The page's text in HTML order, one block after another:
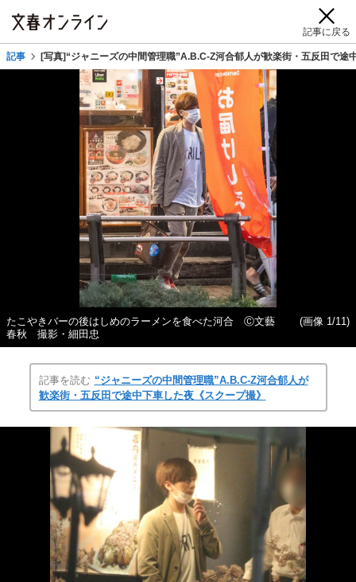
記事に戻る
記事 [写真]“ジャニーズの中間管理職”A.B.C-Z河合郁人が歓楽街・五反田で途
たこやきバーの後はしめのラーメンを食べた河合 Ⓒ文藝
春秋 撮影・細田忠
(画像 1/11)
記事を読む “ジャニーズの中間管理職”A.B.C-Z河合郁人が
歓楽街・五反田で途中下車した夜《スクープ撮》